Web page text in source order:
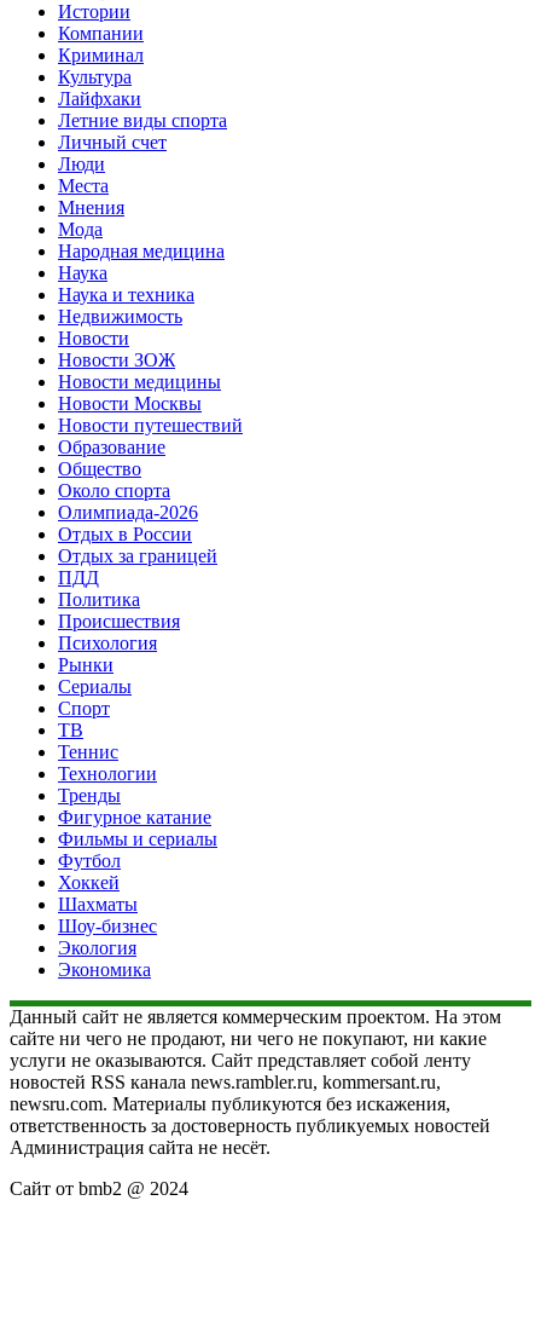
Истории
Компании
Криминал
Культура
Лайфхаки
Летние виды спорта
Личный счет
Люди
Места
Мнения
Мода
Народная медицина
Наука
Наука и техника
Недвижимость
Новости
Новости ЗОЖ
Новости медицины
Новости Москвы
Новости путешествий
Образование
Общество
Около спорта
Олимпиада-2026
Отдых в России
Отдых за границей
ПДД
Политика
Происшествия
Психология
Рынки
Сериалы
Спорт
ТВ
Теннис
Технологии
Тренды
Фигурное катание
Фильмы и сериалы
Футбол
Хоккей
Шахматы
Шоу-бизнес
Экология
Экономика
Данный сайт не является коммерческим проектом. На этом
сайте ни чего не продают, ни чего не покупают, ни какие
услуги не оказываются. Сайт представляет собой ленту
новостей RSS канала news.rambler.ru, kommersant.ru,
newsru.com. Материалы публикуются без искажения,
ответственность за достоверность публикуемых новостей
Администрация сайта не несёт.
Сайт от bmb2 @ 2024